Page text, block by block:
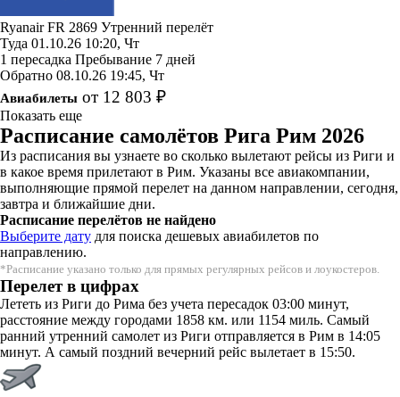
RyanairFR 2869 Утренний перелёт
Туда 01.10.26 10:20, Чт
1 пересадка Пребывание 7 дней
Обратно 08.10.26 19:45, Чт
Авиабилеты от 12 803 ₽
Показать еще
Расписание самолётов Рига Рим 2026
Из расписания вы узнаете во сколько вылетают рейсы из Риги и
в какое время прилетают в Рим. Указаны все авиакомпании,
выполняющие прямой перелет на данном направлении, сегодня,
завтра и ближайшие дни.
Расписание перелётов не найдено
Выберите дату для поиска дешевых авиабилетов по
направлению.
*Расписание указано только для прямых регулярных рейсов и лоукостеров.
Перелет в цифрах
Лететь из Риги до Рима без учета пересадок 03:00 минут,
расстояние между городами 1858 км. или 1154 миль. Самый
ранний утренний самолет из Риги отправляется в Рим в 14:05
минут. А самый поздний вечерний рейс вылетает в 15:50.